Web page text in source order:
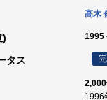
高木
) 1995
タス
1996